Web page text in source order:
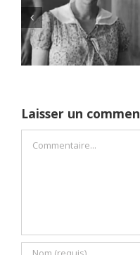
Netflix Field
Dreams (1989)
Laisser un